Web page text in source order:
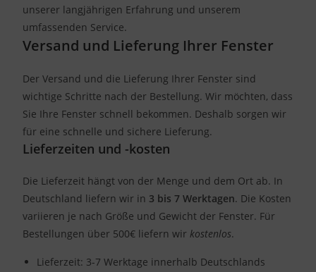
unserer langjährigen Erfahrung und unserem
umfassenden Service.
Versand und Lieferung Ihrer Fenster
Der Versand und die Lieferung Ihrer Fenster sind
wichtige Schritte nach der Bestellung. Wir möchten, dass
Sie Ihre Fenster schnell bekommen. Deshalb sorgen wir
für eine schnelle und sichere Lieferung.
Lieferzeiten und -kosten
Die Lieferzeit hängt von der Menge und dem Ort ab. In
Deutschland liefern wir in 3 bis 7 Werktagen. Die Kosten
variieren je nach Größe und Gewicht der Fenster. Für
Bestellungen über 500€ liefern wirkostenlos.
Lieferzeit: 3-7 Werktage innerhalb Deutschlands